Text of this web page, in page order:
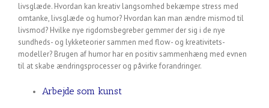
livsglæde. Hvordan kan kreativ langsomhed bekæmpe stress med
omtanke, livsglæde og humor? Hvordan kan man ændre mismod til
livsmod? Hvilke nye rigdomsbegreber gemmer der sig i de nye
sundheds- og lykketeorier sammen med flow- og kreativitets-
modeller? Brugen af humor har en positiv sammenhæng med evnen
til at skabe ændringsprocesser og påvirke forandringer.
Arbejde som kunst